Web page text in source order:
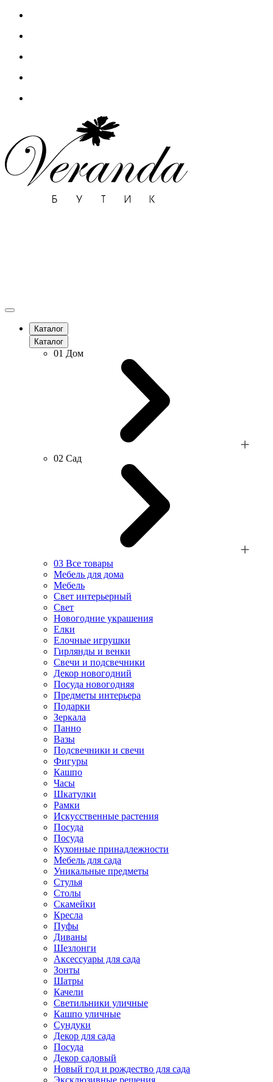
Каталог
Каталог
01 Дом
02 Сад
03 Все товары
Мебель для дома
Мебель
Свет интерьерный
Свет
Новогодние украшения
Елки
Елочные игрушки
Гирлянды и венки
Свечи и подсвечники
Декор новогодний
Посуда новогодняя
Предметы интерьера
Подарки
Зеркала
Панно
Вазы
Подсвечники и свечи
Фигуры
Кашпо
Часы
Шкатулки
Рамки
Искусственные растения
Посуда
Посуда
Кухонные принадлежности
Мебель для сада
Уникальные предметы
Стулья
Столы
Скамейки
Кресла
Пуфы
Диваны
Шезлонги
Аксессуары для сада
Зонты
Шатры
Качели
Cветильники уличные
Кашпо уличные
Сундуки
Декор для сада
Посуда
Декор садовый
Новый год и рождество для сада
Эксклюзивные решения